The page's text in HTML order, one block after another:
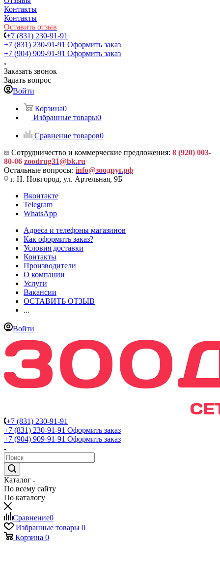
Контакты
Контакты
Оставить отзыв
+7 (831) 230-91-91
+7 (831) 230-91-91 Оформить заказ
+7 (904) 909-91-91 Оформить заказ
Заказать звонок
Задать вопрос
Войти
Корзина0
Избранные товары0
Сравнение товаров0
Сотрудничество и коммерческие предложения: 8 (920) 003-
80-06 zoodrug31@bk.ru
Остальные вопросы: info@зоодруг.рф
г. Н. Новгород, ул. Артельная, 9Б
Вконтакте
Telegram
WhatsApp
Адреса и телефоны магазинов
Как оформить заказ?
Условия доставки
Контакты
Производители
О компании
Услуги
Вакансии
ОСТАВИТЬ ОТЗЫВ
...
Войти
+7 (831) 230-91-91
+7 (831) 230-91-91 Оформить заказ
+7 (904) 909-91-91 Оформить заказ
Каталог
По всему сайту
По каталогу
Сравнение0
Избранные товары 0
Корзина 0